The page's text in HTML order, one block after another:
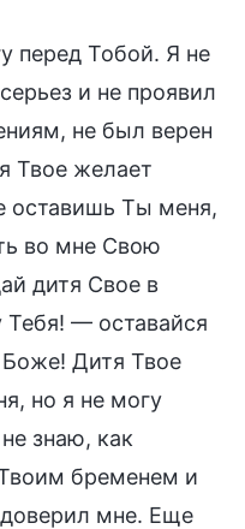
перед Тобой. Я не
и не проявил
не был верен
Твое желает
оставишь Ты меня,
во мне Свою
дитя Свое в
— оставайся
Дитя Твое
но я не могу
знаю, как
бременем и
мне. Еще